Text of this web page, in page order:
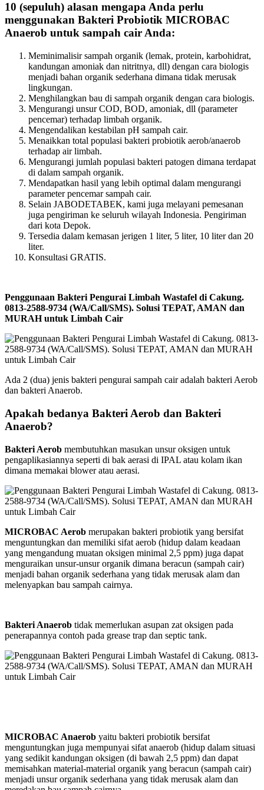
10 (sepuluh) alasan mengapa Anda perlu
menggunakan Bakteri Probiotik MICROBAC
Anaerob untuk sampah cair Anda:
Meminimalisir sampah organik (lemak, protein, karbohidrat,
kandungan amoniak dan nitritnya, dll) dengan cara biologis
menjadi bahan organik sederhana dimana tidak merusak
lingkungan.
Menghilangkan bau di sampah organik dengan cara biologis.
Mengurangi unsur COD, BOD, amoniak, dll (parameter
pencemar) terhadap limbah organik.
Mengendalikan kestabilan pH sampah cair.
Menaikkan total populasi bakteri probiotik aerob/anaerob
terhadap air limbah.
Mengurangi jumlah populasi bakteri patogen dimana terdapat
di dalam sampah organik.
Mendapatkan hasil yang lebih optimal dalam mengurangi
parameter pencemar sampah cair.
Selain JABODETABEK, kami juga melayani pemesanan
juga pengiriman ke seluruh wilayah Indonesia. Pengiriman
dari kota Depok.
Tersedia dalam kemasan jerigen 1 liter, 5 liter, 10 liter dan 20
liter.
Konsultasi GRATIS.
Penggunaan Bakteri Pengurai Limbah Wastafel di Cakung.
0813-2588-9734 (WA/Call/SMS). Solusi TEPAT, AMAN dan
MURAH untuk Limbah Cair
Ada 2 (dua) jenis bakteri pengurai sampah cair adalah bakteri Aerob
dan bakteri Anaerob.
Apakah bedanya Bakteri Aerob dan Bakteri
Anaerob?
Bakteri Aerob membutuhkan masukan unsur oksigen untuk
pengaplikasiannya seperti di bak aerasi di IPAL atau kolam ikan
dimana memakai blower atau aerasi.
MICROBAC Aerob merupakan bakteri probiotik yang bersifat
menguntungkan dan memiliki sifat aerob (hidup dalam keadaan
yang mengandung muatan oksigen minimal 2,5 ppm) juga dapat
menguraikan unsur-unsur organik dimana beracun (sampah cair)
menjadi bahan organik sederhana yang tidak merusak alam dan
melenyapkan bau sampah cairnya.
Bakteri Anaerob tidak memerlukan asupan zat oksigen pada
penerapannya contoh pada grease trap dan septic tank.
MICROBAC Anaerob yaitu bakteri probiotik bersifat
menguntungkan juga mempunyai sifat anaerob (hidup dalam situasi
yang sedikit kandungan oksigen (di bawah 2,5 ppm) dan dapat
memisahkan material-material organik yang beracun (sampah cair)
menjadi unsur organik sederhana yang tidak merusak alam dan